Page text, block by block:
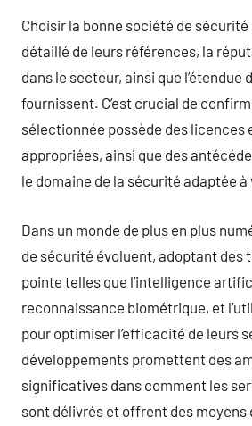
Choisir la bonne société de
détaillé de leurs références, la
dans le secteur, ainsi que l’étendue
fournissent. C’est crucial de
sélectionnée possède des
appropriées, ainsi que des
le domaine de la sécurité adaptée
Dans un monde de plus en plus
de sécurité évoluent, adoptant des
pointe telles que l’intelligence
reconnaissance biométrique, et
pour optimiser l’efficacité de leurs
développements promettent des
significatives dans comment les
sont délivrés et offrent des moyens